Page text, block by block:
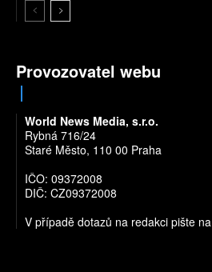
Provozovatel webu
World News Media, s.r.o.
Rybná 716/24
Staré Město, 110 00 Praha
IČO: 09372008
DIČ: CZ09372008
V případě dotazů na redakci pište na